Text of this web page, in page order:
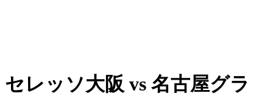
セレッソ大阪 vs 名古屋グラ